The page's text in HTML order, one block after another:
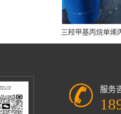
三羟甲基丙烷单烯
服务